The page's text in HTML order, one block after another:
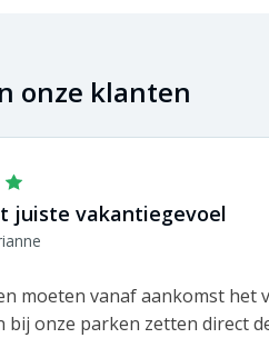
onze klanten
juiste vakantiegevoel
moeten vanaf aankomst het
bij onze parken zetten direct